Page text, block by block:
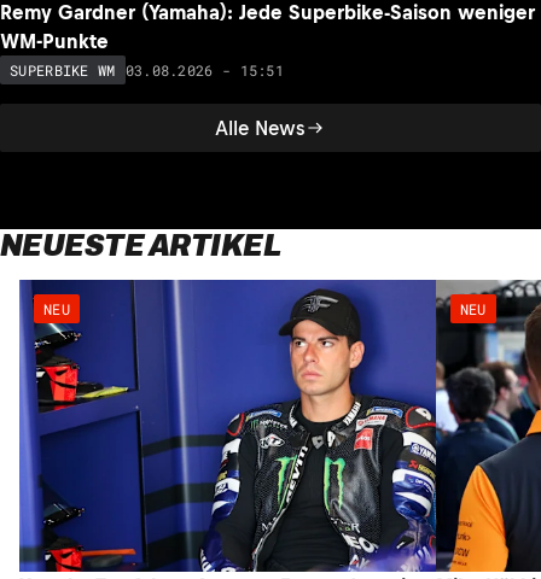
Alle News
Remy Gardner (Yamaha): Jede Superbike-Saison weniger
WM-Punkte
SUPERBIKE WM 03.08.2026 - 15:51
NEUESTE ARTIKEL
NEU NEU